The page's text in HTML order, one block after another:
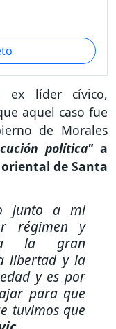
ex líder cívico,
aquel caso fue
de Morales
política"a
de Santa
junto a mi
régimen y
la gran
libertad y la
y es por
para que
tuvimos que